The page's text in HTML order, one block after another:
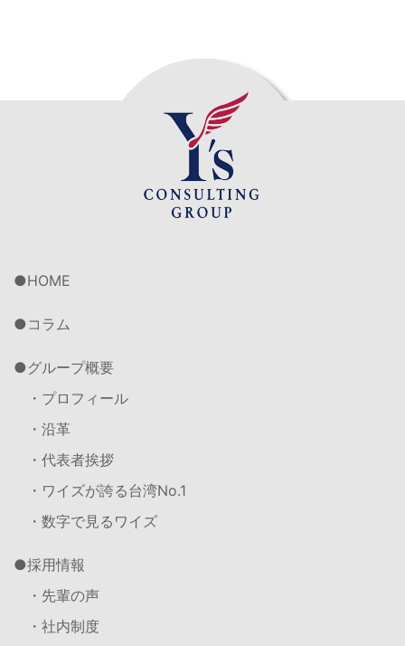
HOME
コラム
グループ概要
・プロフィール
・沿革
・代表者挨拶
・ワイズが誇る台湾No.1
・数字で見るワイズ
採用情報
・先輩の声
・社内制度